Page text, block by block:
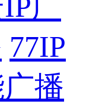
77IP
播